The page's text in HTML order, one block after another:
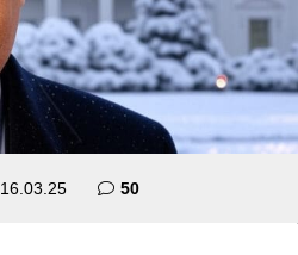
16.03.25 50komentara